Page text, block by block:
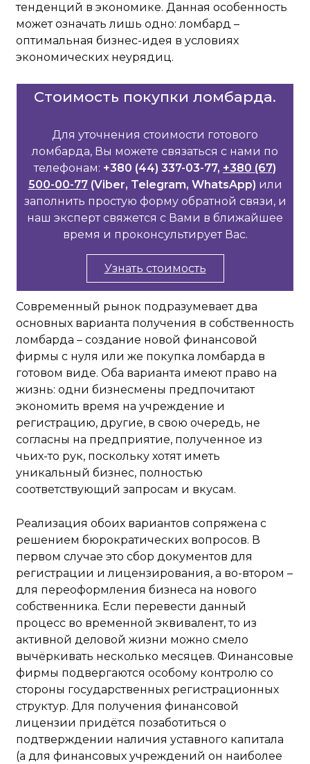
тенденций в экономике. Данная особенность
может означать лишь одно: ломбард –
оптимальная бизнес-идея в условиях
экономических неурядиц.
Стоимость покупки ломбарда.
Для уточнения стоимости готового
ломбарда, Вы можете связаться с нами по
телефонам: +380 (44) 337-03-77, +380 (67)
500-00-77(Viber, Telegram, WhatsApp) или
заполнить простую форму обратной связи, и
наш эксперт свяжется с Вами в ближайшее
время и проконсультирует Вас.
Узнать стоимость
Современный рынок подразумевает два
основных варианта получения в собственность
ломбарда – создание новой финансовой
фирмы с нуля или же покупка ломбарда в
готовом виде. Оба варианта имеют право на
жизнь: одни бизнесмены предпочитают
экономить время на учреждение и
регистрацию, другие, в свою очередь, не
согласны на предприятие, полученное из
чьих-то рук, поскольку хотят иметь
уникальный бизнес, полностью
соответствующий запросам и вкусам.
Реализация обоих вариантов сопряжена с
решением бюрократических вопросов. В
первом случае это сбор документов для
регистрации и лицензирования, а во-втором –
для переоформления бизнеса на нового
собственника. Если перевести данный
процесс во временной эквивалент, то из
активной деловой жизни можно смело
вычёркивать несколько месяцев. Финансовые
фирмы подвергаются особому контролю со
стороны государственных регистрационных
структур. Для получения финансовой
лицензии придётся позаботиться о
подтверждении наличия уставного капитала
(а для финансовых учреждений он наиболее